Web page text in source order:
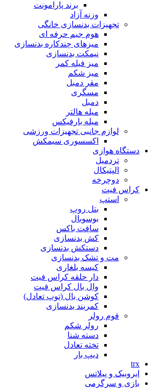
برند پارامونت
وزنه آزاد
تجهیزات بدنسازی خانگی
هوم جیم حرفه ای
میزهای چندکاره بدنسازی
نیمکت بدنسازی
میز فیله کمر
میز شکم
مقر دمبل
مسگری
دمبل
میله هالتر
میله بارفیکس
لوازم جانبی تجهیزات ورزشی
اکسسوری سیمکش
دستگاه هوازی
تردمیل
الپتیکال
دوچرخه
کراس فیت
استپ
بتل روپ
بوسوبال
سافت باکس
کش بدنسازی
دستکش بدنسازی
مت و تشک بدنسازی
کیسه بلغاری
دار حلقه کراس فیت
وال بال کراس فیت
کوشن بال (توپ تعادل)
کمربند بدنسازی
فوم رولر
رولر شکم
دسته شنا
تخته تعادل
دیپ بار
trx
ایروبیک و پیلاتس
بازی و سرگرمی